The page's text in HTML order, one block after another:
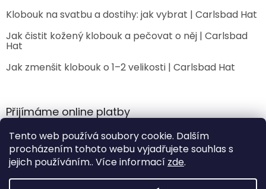
Tento web používá soubory cookie. Dalším
procházením tohoto webu vyjadřujete souhlas s
jejich používáním.. Více informací zde.
Klobouk na svatbu a dostihy: jak vybrat | Carlsbad Hat
Jak čistit kožený klobouk a pečovat o něj | Carlsbad
Hat
Jak zmenšit klobouk o 1–2 velikosti | Carlsbad Hat
Přijímáme online platby